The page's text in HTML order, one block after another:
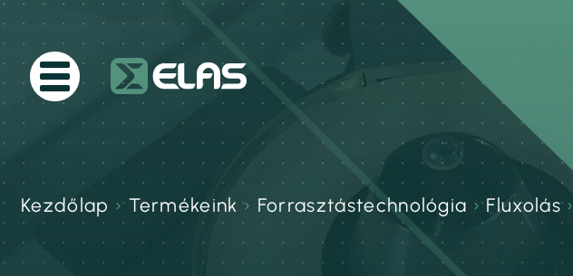
Kezdőlap › Termékeink › Forrasztástechnológia ›Fluxolás›